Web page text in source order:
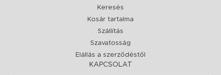
Keresés
Kosár tartalma
Szállítás
Szavatosság
Elállás a szerződéstől
KAPCSOLAT